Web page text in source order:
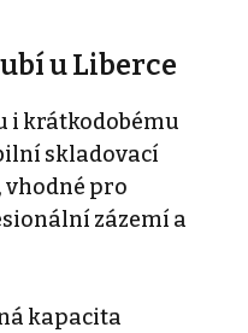
u Liberce
i krátkodobému
skladovací
vhodné pro
zázemí a
kapacita